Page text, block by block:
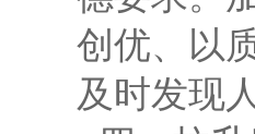
创优、以
及时发现